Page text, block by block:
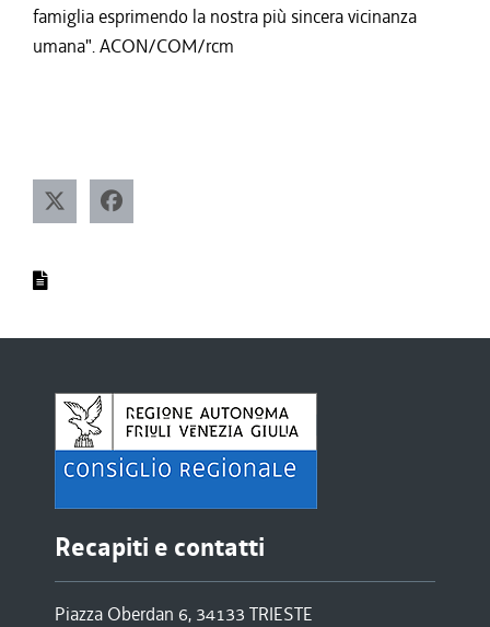
famiglia esprimendo la nostra più sincera vicinanza
umana". ACON/COM/rcm
Recapiti e contatti
Piazza Oberdan 6, 34133 TRIESTE